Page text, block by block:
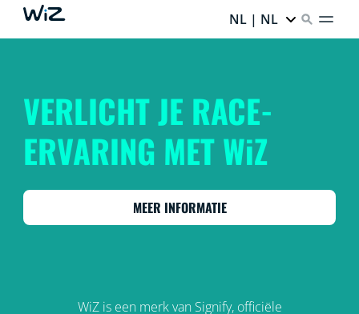
NL | NL
VERLICHT JE RACE-
ERVARING MET WiZ
MEER INFORMATIE
WiZ is een merk van Signify, officiële